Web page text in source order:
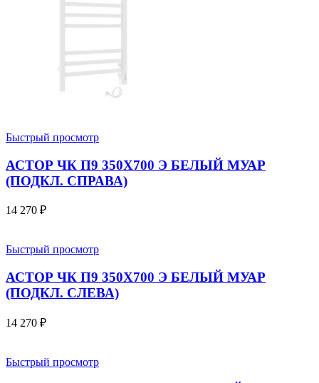
Быстрый просмотр
АСТОР ЧК П9 350Х700 Э БЕЛЫЙ МУАР
(ПОДКЛ. СПРАВА)
14 270 ₽
Быстрый просмотр
АСТОР ЧК П9 350Х700 Э БЕЛЫЙ МУАР
(ПОДКЛ. СЛЕВА)
14 270 ₽
Быстрый просмотр